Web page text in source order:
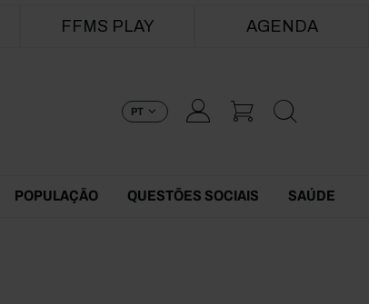
FFMS PLAY AGENDA
PT
POPULAÇÃO QUESTÕES SOCIAIS SAÚDE